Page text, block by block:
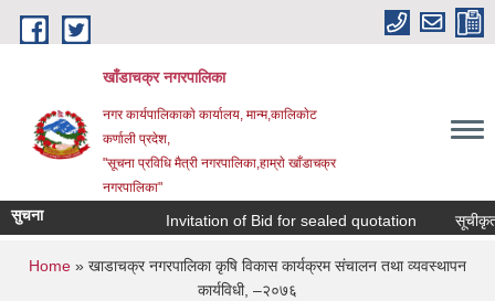
Skip to main content
खाँडाचक्र नगरपालिका
नगर कार्यपालिकाकाे कार्यालय, मान्म,कालिकाेट
क‍र्णाली प्रदेश,
"सूचना प्रविधि मैत्री नगरपालिका,हाम्राे खाँडाचक्र
नगरपालिका"
सुचना Invitation of Bid for sealed quotation सूचीकृत
You are here
Home » खाडाचक्र नगरपालिका कृषि विकास कार्यक्रम संचालन तथा व्यवस्थापन
कार्यविधी, –२०७६